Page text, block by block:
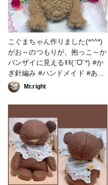
こぐまちゃん作りました(*^^*)
がお～のつもりが、抱っこ～か
バンザイに見えるꉂꉂ(ˊᗜˋ*) #か
ぎ針編み #ハンドメイド #あみ
ぐるみ #編みぐるみ #くま #テ
ディベア #こぐま #バレンタイ
ンコンテスト
Mr.right